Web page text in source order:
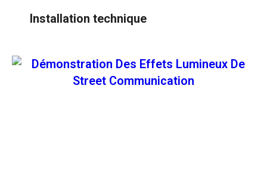
Installation technique